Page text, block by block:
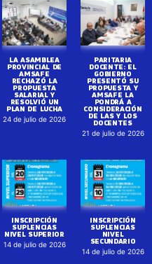
LA ASAMBLEA
PROVINCIAL DE
AMSAFE
RECHAZÓ LA
PROPUESTA
SALARIAL Y
RESOLVIÓ UN
PLAN DE LUCHA
24 de julio de 2026
PARITARIA
DOCENTE: EL
GOBIERNO
PRESENTÓ SU
PROPUESTA Y
AMSAFE LA
PONDRÁ A
CONSIDERACIÓN
DE LAS Y LOS
DOCENTES
21 de julio de 2026
INSCRIPCIÓN
SUPLENCIAS
NIVEL SUPERIOR
14 de julio de 2026
INSCRIPCIÓN
SUPLENCIAS
NIVEL
SECUNDARIO
14 de julio de 2026